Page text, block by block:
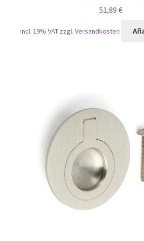
51,89 €
incl. 19% VAT zzgl.Versandkosten